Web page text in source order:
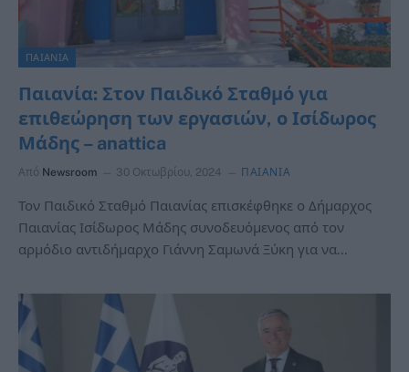
ΠΑΙΑΝΙΑ
Παιανία: Στον Παιδικό Σταθμό για
επιθεώρηση των εργασιών, ο Ισίδωρος
Μάδης – anattica
Από Newsroom 30 Οκτωβρίου, 2024 ΠΑΙΑΝΙΑ
Τον Παιδικό Σταθμό Παιανίας επισκέφθηκε ο Δήμαρχος
Παιανίας Ισίδωρος Μάδης συνοδευόμενος από τον
αρμόδιο αντιδήμαρχο Γιάννη Σαμωνά Ξύκη για να…